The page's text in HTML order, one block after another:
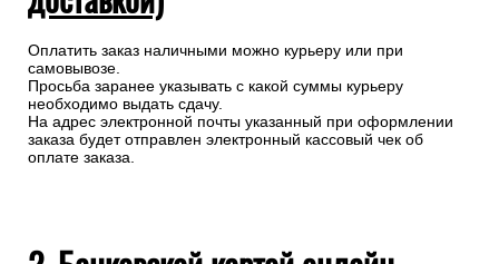
Оплатить заказ наличными можно курьеру или при
самовывозе.
Просьба заранее указывать с какой суммы курьеру
необходимо выдать сдачу.
На адрес электронной почты указанный при оформлении
заказа будет отправлен электронный кассовый чек об
оплате заказа.